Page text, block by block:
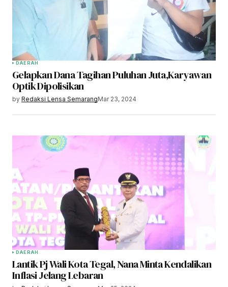
DAERAH
Gelapkan Dana Tagihan Puluhan Juta,Karyawan
Optik Dipolisikan
by Redaksi Lensa SemarangMar 23, 2024
DAERAH
Lantik Pj Wali Kota Tegal, Nana Minta Kendalikan
Inflasi Jelang Lebaran